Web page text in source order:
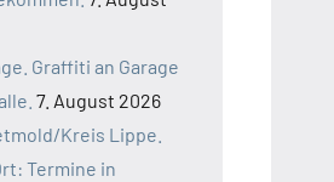
Graffiti an Garage
7. August 2026
Kreis Lippe.
Termine in